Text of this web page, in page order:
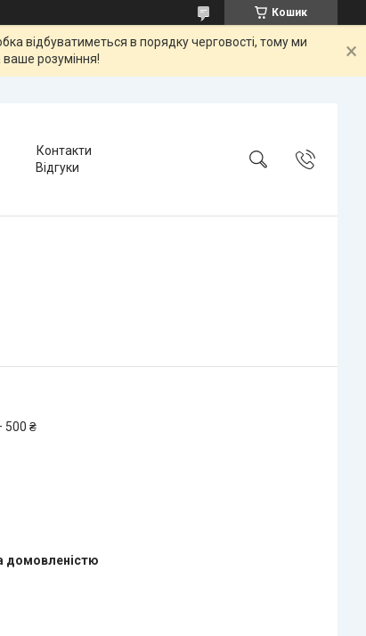
Кошик
відбуватиметься в порядку черговості, тому ми
розуміння!
Контакти
Відгуки
500 ₴
домовленістю